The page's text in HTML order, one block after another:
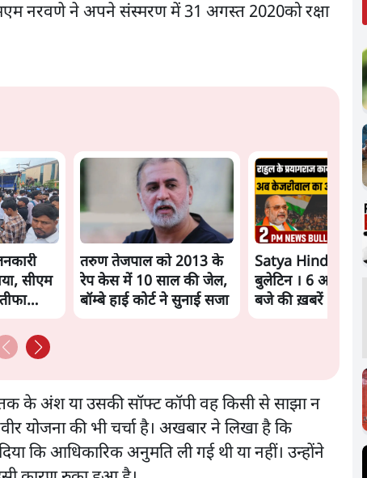
नरवणे ने अपने संस्मरण में 31 अगस्त 2020को रक्षा
सीएम
तरुण तेजपाल को 2013 के
रेप केस में 10 साल की जेल,
बॉम्बे हाई कोर्ट ने सुनाई सजा
Satya Hindi
बुलेटिन । 6 अगस्त,
बजे की ख़बरें
के अंश या उसकी सॉफ्ट कॉपी वह किसी से साझा न
योजना की भी चर्चा है। अखबार ने लिखा है कि
कि आधिकारिक अनुमति ली गई थी या नहीं। उन्होंने